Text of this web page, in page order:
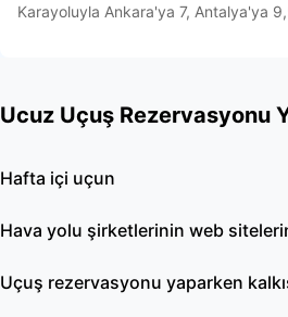
Karayoluyla Ankara'ya 7, Antalya'ya
Ucuz Uçuş Rezervasyonu
Hafta içi uçun
Hava yolu şirketlerinin web
Uçuş rezervasyonu yaparken